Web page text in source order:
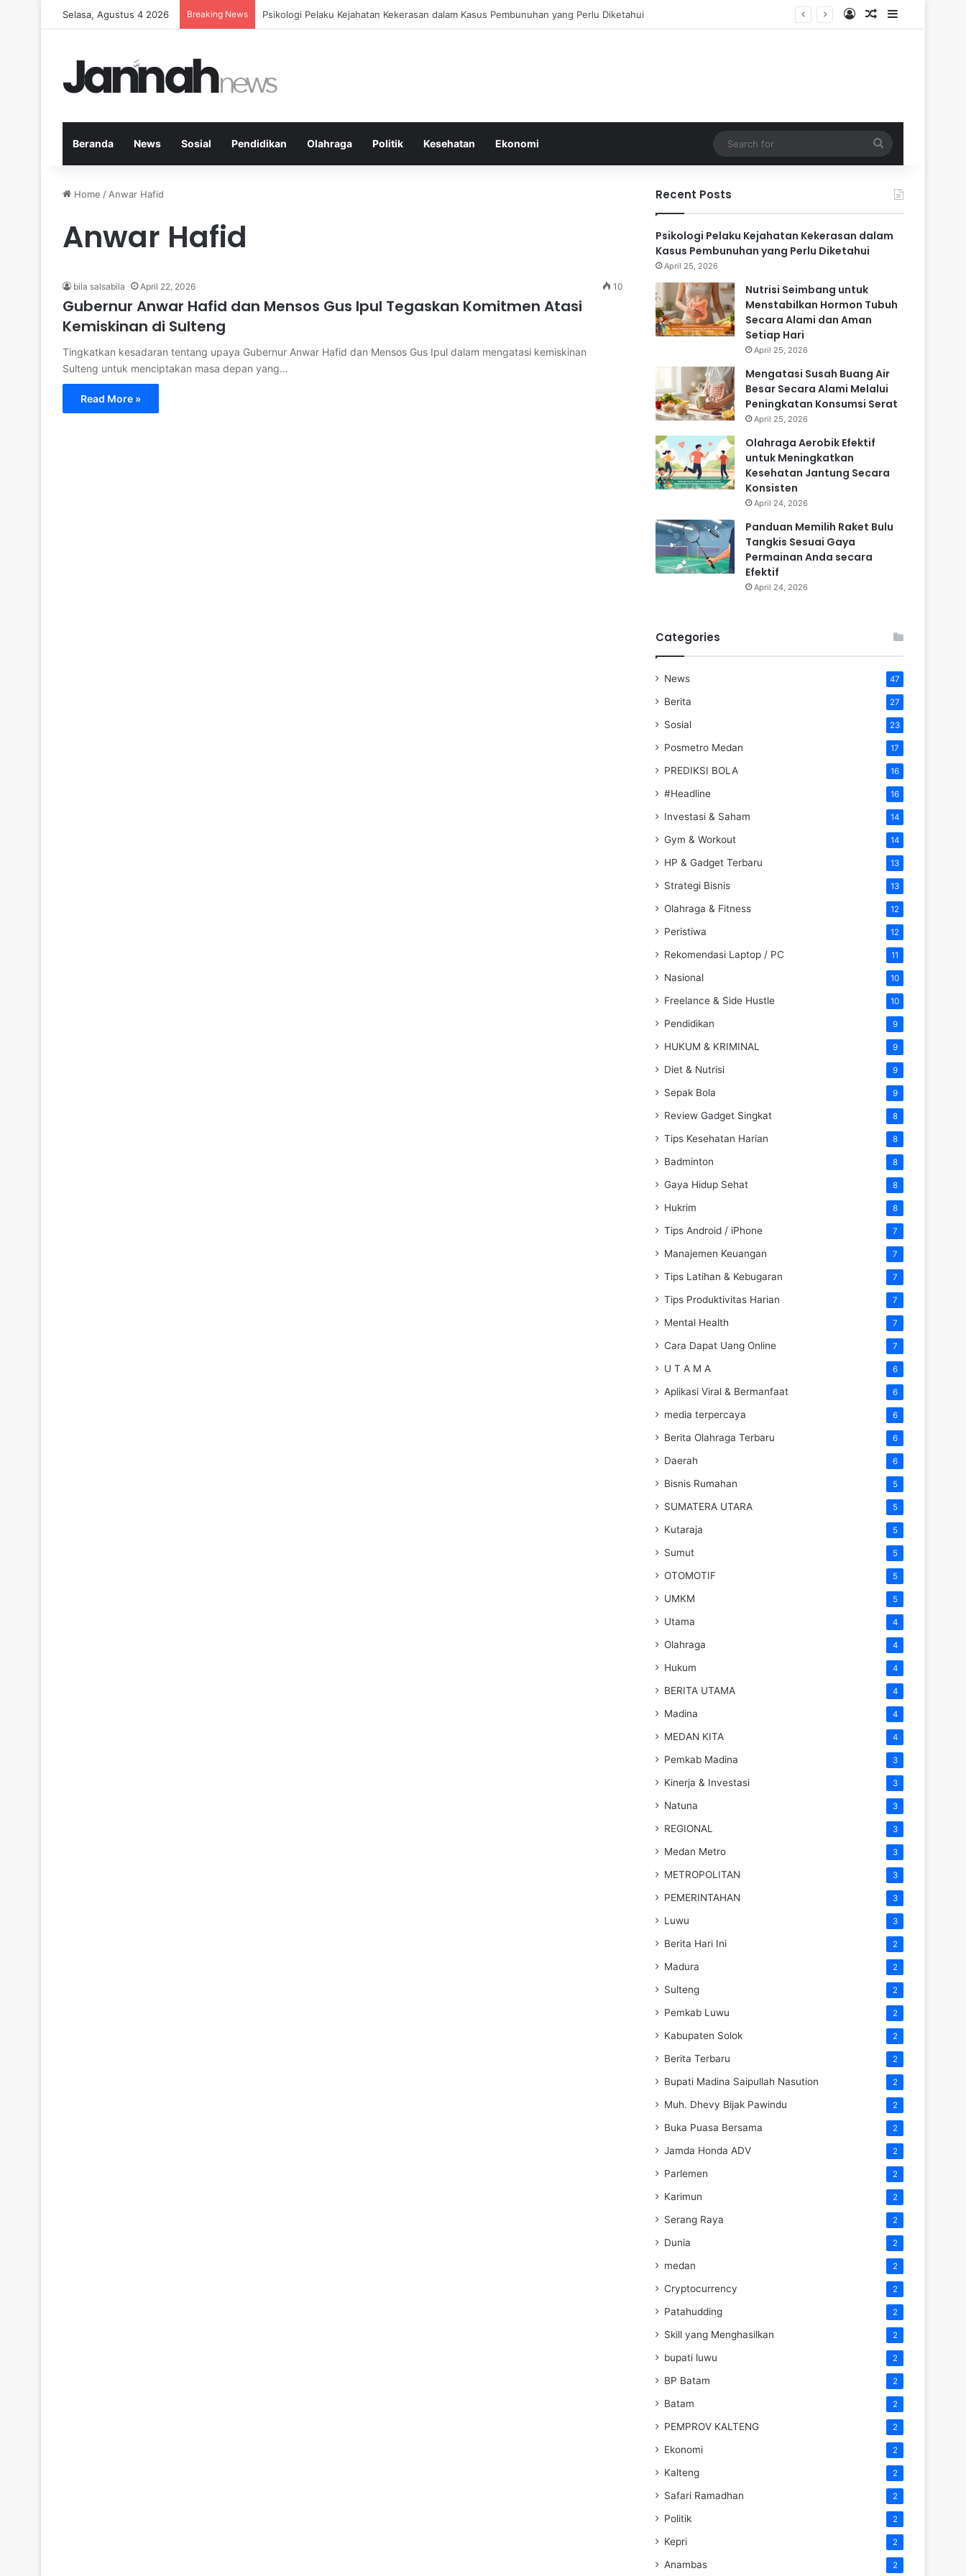
Selasa, Agustus 4 2026 Breaking News Nutrisi Seimbang untuk Menstabilkan Hormon Tubuh Secara Alami dan Aman Setiap Hari Log InRandom Article
Sidebar
Beranda News Sosial Pendidikan Olahraga Politik Kesehatan Ekonomi
for
Home / Anwar Hafid
Anwar Hafid
bila salsabila April 22, 2026 10
Gubernur Anwar Hafid dan Mensos Gus Ipul Tegaskan Komitmen Atasi
Kemiskinan di Sulteng
Tingkatkan kesadaran tentang upaya Gubernur Anwar Hafid dan Mensos Gus Ipul dalam mengatasi kemiskinan
Sulteng untuk menciptakan masa depan yang…
Read More »
Recent Posts
Psikologi Pelaku Kejahatan Kekerasan dalam
Kasus Pembunuhan yang Perlu Diketahui
April 25, 2026
Nutrisi Seimbang untuk
Menstabilkan Hormon Tubuh
Secara Alami dan Aman
Setiap Hari
April 25, 2026
Mengatasi Susah Buang Air
Besar Secara Alami Melalui
Peningkatan Konsumsi Serat
April 25, 2026
Olahraga Aerobik Efektif
untuk Meningkatkan
Kesehatan Jantung Secara
Konsisten
April 24, 2026
Panduan Memilih Raket Bulu
Tangkis Sesuai Gaya
Permainan Anda secara
Efektif
April 24, 2026
Categories
News 47
Berita 27
Sosial 23
Posmetro Medan 17
PREDIKSI BOLA 16
#Headline 16
Investasi & Saham 14
Gym & Workout 14
HP & Gadget Terbaru 13
Strategi Bisnis 13
Olahraga & Fitness 12
Peristiwa 12
Rekomendasi Laptop / PC 11
Nasional 10
Freelance & Side Hustle 10
Pendidikan 9
HUKUM & KRIMINAL 9
Diet & Nutrisi 9
Sepak Bola 9
Review Gadget Singkat 8
Tips Kesehatan Harian 8
Badminton 8
Gaya Hidup Sehat 8
Hukrim 8
Tips Android / iPhone 7
Manajemen Keuangan 7
Tips Latihan & Kebugaran 7
Tips Produktivitas Harian 7
Mental Health 7
Cara Dapat Uang Online 7
U T A M A 6
Aplikasi Viral & Bermanfaat 6
media terpercaya 6
Berita Olahraga Terbaru 6
Daerah 6
Bisnis Rumahan 5
SUMATERA UTARA 5
Kutaraja 5
Sumut 5
OTOMOTIF 5
UMKM 5
Utama 4
Olahraga 4
Hukum 4
BERITA UTAMA 4
Madina 4
MEDAN KITA 4
Pemkab Madina 3
Kinerja & Investasi 3
Natuna 3
REGIONAL 3
Medan Metro 3
METROPOLITAN 3
PEMERINTAHAN 3
Luwu 3
Berita Hari Ini 2
Madura 2
Sulteng 2
Pemkab Luwu 2
Kabupaten Solok 2
Berita Terbaru 2
Bupati Madina Saipullah Nasution 2
Muh. Dhevy Bijak Pawindu 2
Buka Puasa Bersama 2
Jamda Honda ADV 2
Parlemen 2
Karimun 2
Serang Raya 2
Dunia 2
medan 2
Cryptocurrency 2
Patahudding 2
Skill yang Menghasilkan 2
bupati luwu 2
BP Batam 2
Batam 2
PEMPROV KALTENG 2
Ekonomi 2
Kalteng 2
Safari Ramadhan 2
Politik 2
Kepri 2
Anambas 2